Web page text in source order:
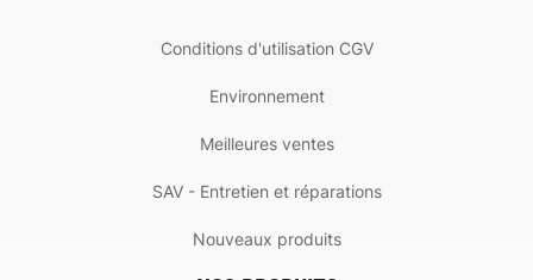
Conditions d'utilisation CGV
Environnement
Meilleures ventes
SAV - Entretien et réparations
Nouveaux produits